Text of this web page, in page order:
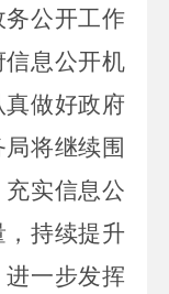
公开工作
息公开机
做好政府
将继续围
实信息公
持续提升
一步发挥